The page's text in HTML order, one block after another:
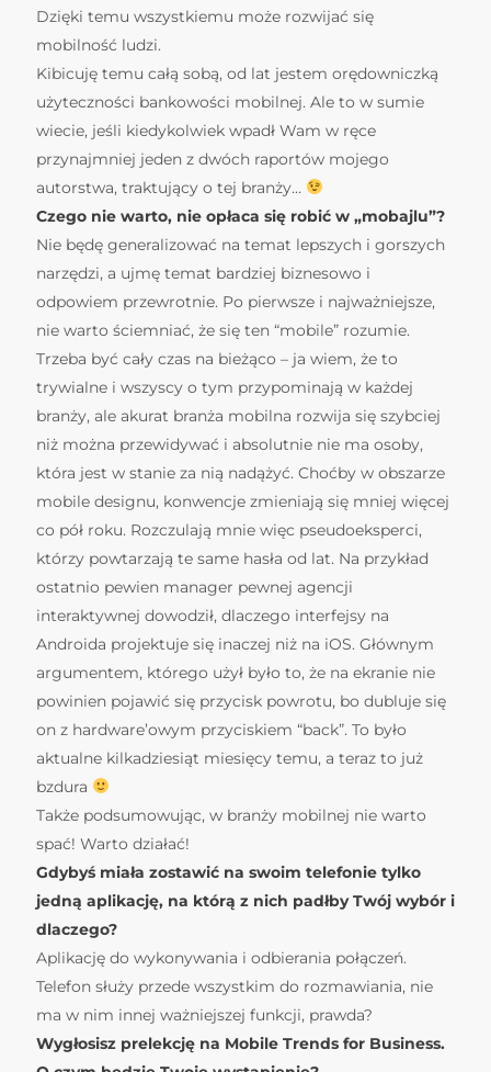
Dzięki temu wszystkiemu może rozwijać się
mobilność ludzi.
Kibicuję temu całą sobą, od lat jestem orędowniczką
użyteczności bankowości mobilnej. Ale to w sumie
wiecie, jeśli kiedykolwiek wpadł Wam w ręce
przynajmniej jeden z dwóch raportów mojego
autorstwa, traktujący o tej branży…
Czego nie warto, nie opłaca się robić w „mobajlu”?
Nie będę generalizować na temat lepszych i gorszych
narzędzi, a ujmę temat bardziej biznesowo i
odpowiem przewrotnie. Po pierwsze i najważniejsze,
nie warto ściemniać, że się ten “mobile” rozumie.
Trzeba być cały czas na bieżąco – ja wiem, że to
trywialne i wszyscy o tym przypominają w każdej
branży, ale akurat branża mobilna rozwija się szybciej
niż można przewidywać i absolutnie nie ma osoby,
która jest w stanie za nią nadążyć. Choćby w obszarze
mobile designu, konwencje zmieniają się mniej więcej
co pół roku. Rozczulają mnie więc pseudoeksperci,
którzy powtarzają te same hasła od lat. Na przykład
ostatnio pewien manager pewnej agencji
interaktywnej dowodził, dlaczego interfejsy na
Androida projektuje się inaczej niż na iOS. Głównym
argumentem, którego użył było to, że na ekranie nie
powinien pojawić się przycisk powrotu, bo dubluje się
on z hardware’owym przyciskiem “back”. To było
aktualne kilkadziesiąt miesięcy temu, a teraz to już
bzdura
Także podsumowując, w branży mobilnej nie warto
spać! Warto działać!
Gdybyś miała zostawić na swoim telefonie tylko
jedną aplikację, na którą z nich padłby Twój wybór i
dlaczego?
Aplikację do wykonywania i odbierania połączeń.
Telefon służy przede wszystkim do rozmawiania, nie
ma w nim innej ważniejszej funkcji, prawda?
Wygłosisz prelekcję na Mobile Trends for Business.